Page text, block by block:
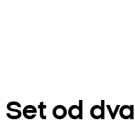
Set od